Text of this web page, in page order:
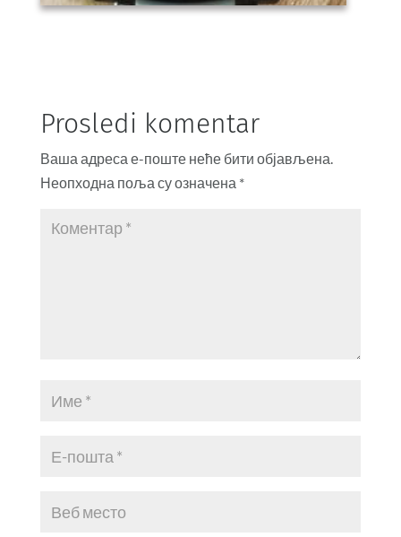
Prosledi komentar
Ваша адреса е-поште неће бити објављена.
Неопходна поља су означена *